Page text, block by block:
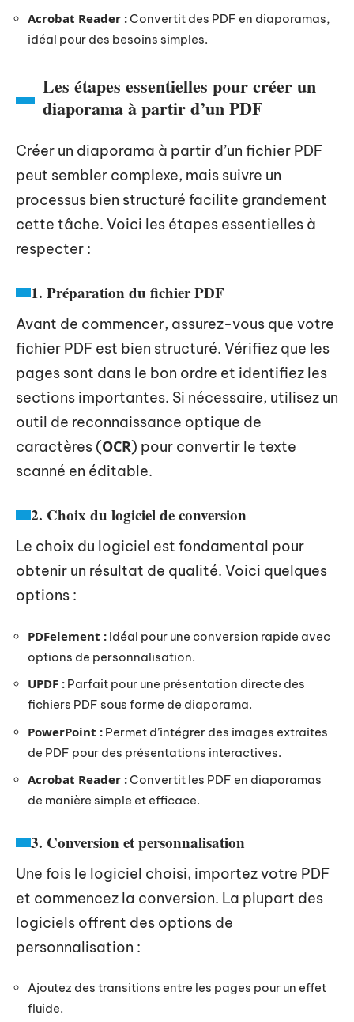
Acrobat Reader :Convertit des PDF en diaporamas,
idéal pour des besoins simples.
Les étapes essentielles pour créer un
diaporama à partir d’un PDF
Créer un diaporama à partir d’un fichier PDF
peut sembler complexe, mais suivre un
processus bien structuré facilite grandement
cette tâche. Voici les étapes essentielles à
respecter :
1. Préparation du fichier PDF
Avant de commencer, assurez-vous que votre
fichier PDF est bien structuré. Vérifiez que les
pages sont dans le bon ordre et identifiez les
sections importantes. Si nécessaire, utilisez un
outil de reconnaissance optique de
caractères (OCR) pour convertir le texte
scanné en éditable.
2. Choix du logiciel de conversion
Le choix du logiciel est fondamental pour
obtenir un résultat de qualité. Voici quelques
options :
PDFelement : Idéal pour une conversion rapide avec
options de personnalisation.
UPDF : Parfait pour une présentation directe des
fichiers PDF sous forme de diaporama.
PowerPoint : Permet d’intégrer des images extraites
de PDF pour des présentations interactives.
Acrobat Reader :Convertit les PDF en diaporamas
de manière simple et efficace.
3. Conversion et personnalisation
Une fois le logiciel choisi, importez votre PDF
et commencez la conversion. La plupart des
logiciels offrent des options de
personnalisation :
Ajoutez des transitions entre les pages pour un effet
fluide.